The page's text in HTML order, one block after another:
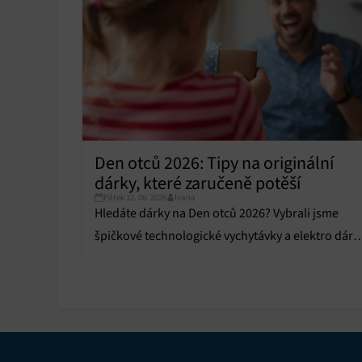
profilů
obsahu.
Funkce
Den otců 2026: Tipy na originální
dárky, které zaručeně potěší
Pátek 12. 06. 2026 Ivana
Hledáte dárky na Den otců 2026? Vybrali jsme
špičkové technologické vychytávky a elektro